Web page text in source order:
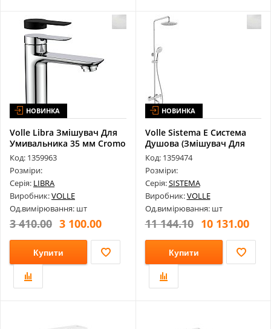
НОВИНКА
Volle Libra Змішувач Для
Умивальника 35 мм Cromo
152...
Код: 1359963
Розміри:
Серія: LIBRA
Виробник:VOLLE
Од.вимірювання: шт
3 410.00 3 100.00
Купити
НОВИНКА
Volle Sistema E Система
Душова (Змішувач Для
Ванни В...
Код: 1359474
Розміри:
Серія:SISTEMA
Виробник:VOLLE
Од.вимірювання: шт
11 144.10 10 131.00
Купити